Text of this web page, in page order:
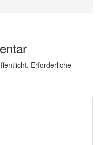
Erforderliche